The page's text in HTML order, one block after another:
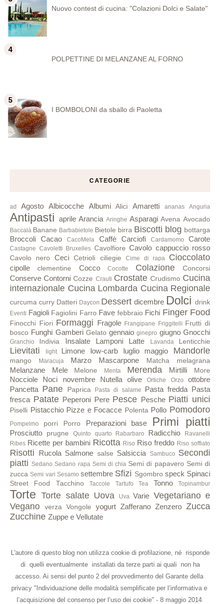
Nuovo contest di cucina: "Colazioni Dolci e Salate"
POLPETTINE DI MELANZANE AL FORNO
I BOMBOLONI da sballo di Paoletta
CATEGORIE
ad Agosto Albicocche Albumi Alici Amaretti ananas Anguria
Antipasti aprile Arancia Aringhe Asparagi Avena Avocado
Baccalà Banane Barbabietole Bietole birra Biscotti blog bottarga
Broccoli Cacao CacoMela Caffè Carciofi Cardamomo Carote
Castagne Cavoletti Bruxelles Cavolfiore Cavolo cappuccio rosso
Cavolo nero Ceci Cetrioli ciliegie Cime di rapa Cioccolato
cipolle clementine Cocco Cocotte Colazione Concorsi
Conserve Contorni Cozze Crauti Crostate Crudismo Cucina
internazionale Cucina Lombarda Cucina Regionale
curcuma curry Datteri Daycon Dessert dicembre Dolci drink
Eventi Fagioli Fagiolini Farro Fave febbraio Fichi Finger Food
Finocchi Fiori Formaggi Fragole Frangipane Friggitelli Frutti di
bosco Funghi Gamberi Gelato gennaio ginepro giugno Gnocchi
Granchio Indivia Insalate Lamponi Latte Lavanda Lenticchie
Lievitati light Limone low-carb luglio maggio Mandorle
mango Maracuja Marzo Mascarpone Matcha melagrana
Melanzane Mele Melone Menta Merenda Mirtilli More
Nocciole Noci novembre Nutella olive Ortiche Orzo
ottobre
Pancetta Pane Paprica Pasta di salame Pasta fredda Pasta
fresca Patate Peperoni Pere Pesce Pesche Piatti unici
Piselli Pistacchio Pizze e Focacce Polenta Pollo Pomodoro
Pompelmo porri Porro Preparazioni base Primi piatti
Prosciutto prugne Quinto quarto Rabarbaro Radicchio
Ravanelli
Ribes Ricette per bambini Ricotta Riso Riso freddo Riso soffiato
Risotti Rucola Salmone salse Salsiccia Sambuco Secondi
piatti Sedano Sedano rapa Semi di chia Semi di papavero Semi di
zucca Semi vari Sesamo settembre Sfizi Sgombro speck Spinaci
Street Food Tacchino Taccole Tartufo Tea Tonno Topinambur
Torte Torte salate Uova Uva Varie Vegetariano e
Vegano
verza Vongole yogurt Zafferano Zenzero Zucca
Zucchine Zuppe e Vellutate
L'autore di questo blog non utilizza cookie di profilazione, né risponde
di quelli eventualmente installati da terze parti ai quali non ha
accesso. Ai sensi del punto 2 del provvedimento del Garante della
privacy "Individuazione delle modalità semplificate per l’informativa e
l’acquisizione del consenso per l’uso dei cookie" - 8 maggio 2014